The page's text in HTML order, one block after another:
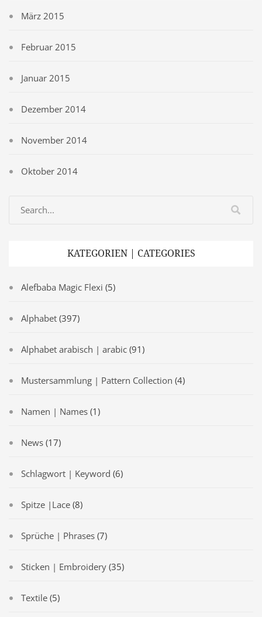
März 2015
Februar 2015
Januar 2015
Dezember 2014
November 2014
Oktober 2014
KATEGORIEN | CATEGORIES
Alefbaba Magic Flexi (5)
Alphabet (397)
Alphabet arabisch | arabic (91)
Mustersammlung | Pattern Collection (4)
Namen | Names (1)
News (17)
Schlagwort | Keyword (6)
Spitze |Lace (8)
Sprüche | Phrases (7)
Sticken | Embroidery (35)
Textile (5)